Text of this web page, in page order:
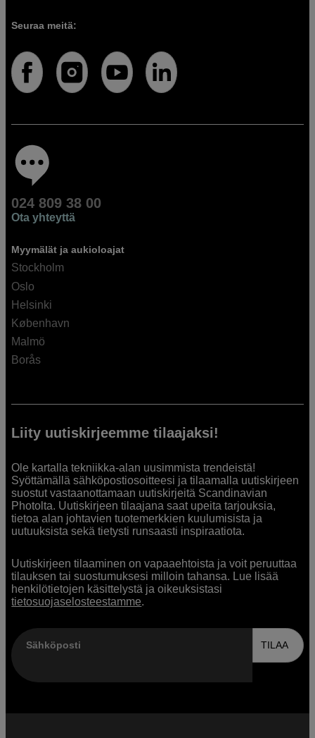
Seuraa meitä:
024 809 38 00
Ota yhteyttä
Myymälät ja aukioloajat
Stockholm
Oslo
Helsinki
København
Malmö
Borås
Liity uutiskirjeemme tilaajaksi!
Ole kartalla tekniikka-alan uusimmista trendeistä!
Syöttämällä sähköpostiosoitteesi ja tilaamalla uutiskirjeen
suostut vastaanottamaan uutiskirjeitä Scandinavian
Photolta. Uutiskirjeen tilaajana saat upeita tarjouksia,
tietoa alan johtavien tuotemerkkien kuulumisista ja
uutuuksista sekä tietysti runsaasti inspiraatiota.
Uutiskirjeen tilaaminen on vapaaehtoista ja voit peruuttaa
tilauksen tai suostumuksesi milloin tahansa. Lue lisää
henkilötietojen käsittelystä ja oikeuksistasi
tietosuojaselosteestamme.
Sähköposti TILAA